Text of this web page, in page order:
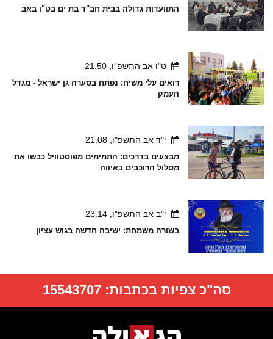
התוועדות גדולה בבית חב"ד בת ים בט"ו באב
ט"ו אב התשפ"ו, 21:50
רואים עלי משיח: נפתח בסערה גן ישראל - מגדל
העמק
י"ד אב התשפ"ו, 21:08
מבצעים בדרכים: התמימים מפוסטוויל כבשו את
מסלול הרוכבים באיווה
י"ב אב התשפ"ו, 23:14
בשורה משמחת: ישיבה חדשה בגוש עציון
סה"כ צפיות בכתבות:15543707